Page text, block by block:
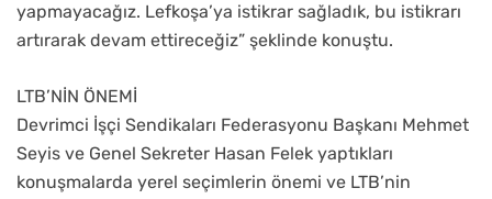
yapmayacağız. Lefkoşa’ya istikrar sağladık, bu istikrarı
artırarak devam ettireceğiz” şeklinde konuştu.
LTB’NİN ÖNEMİ
Devrimci İşçi Sendikaları Federasyonu Başkanı Mehmet
Seyis ve Genel Sekreter Hasan Felek yaptıkları
konuşmalarda yerel seçimlerin önemi ve LTB’nin